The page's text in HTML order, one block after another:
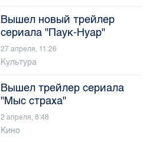
Вышел новый трейлер
сериала "Паук-Нуар"
27 апреля, 11:26
Культура
Вышел трейлер сериала
"Мыс страха"
2 апреля, 8:48
Кино